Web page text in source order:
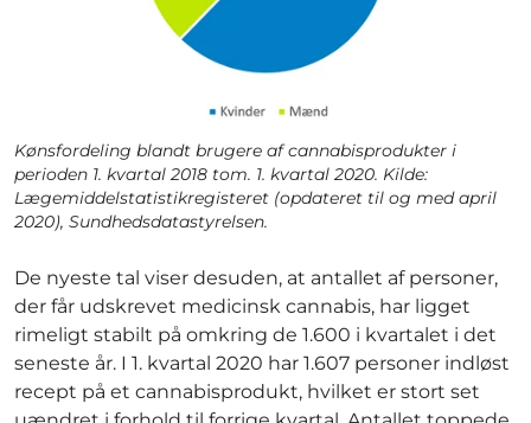
Kønsfordeling blandt brugere af cannabisprodukter i
perioden 1. kvartal 2018 tom. 1. kvartal 2020. Kilde:
Lægemiddelstatistikregisteret (opdateret til og med april
2020), Sundhedsdatastyrelsen.
De nyeste tal viser desuden, at antallet af personer,
der får udskrevet medicinsk cannabis, har ligget
rimeligt stabilt på omkring de 1.600 i kvartalet i det
seneste år. I 1. kvartal 2020 har 1.607 personer indløst
recept på et cannabisprodukt, hvilket er stort set